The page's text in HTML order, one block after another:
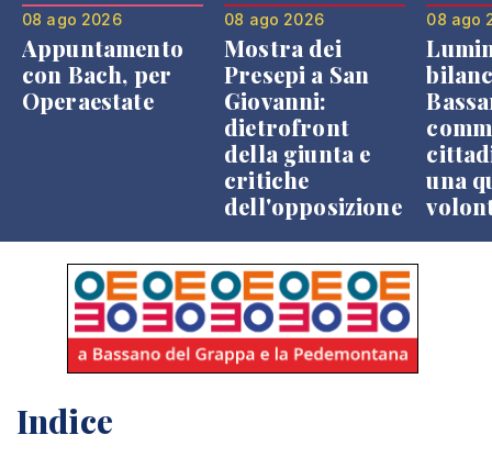
08 ago 2026
Appuntamento
con Bach, per
Operaestate
08 ago 2026
Mostra dei
Presepi a San
Giovanni:
dietrofront
della giunta e
critiche
dell'opposizione
08 ago
una
Indice